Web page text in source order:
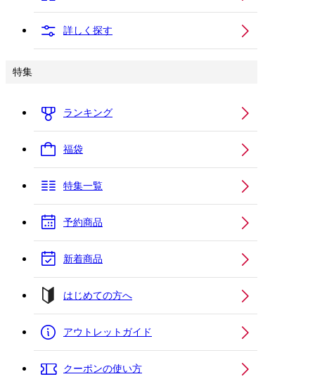
詳しく探す
特集
ランキング
福袋
特集一覧
予約商品
新着商品
はじめての方へ
アウトレットガイド
クーポンの使い方